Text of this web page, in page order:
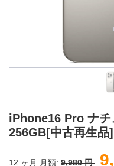
iPhone16 Pro ナチ
256GB[中古再生品]
12 ヶ月 月額: 9,980 円